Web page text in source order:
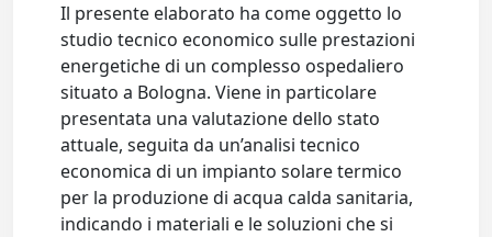
Il presente elaborato ha come oggetto lo
studio tecnico economico sulle prestazioni
energetiche di un complesso ospedaliero
situato a Bologna. Viene in particolare
presentata una valutazione dello stato
attuale, seguita da un’analisi tecnico
economica di un impianto solare termico
per la produzione di acqua calda sanitaria,
indicando i materiali e le soluzioni che si